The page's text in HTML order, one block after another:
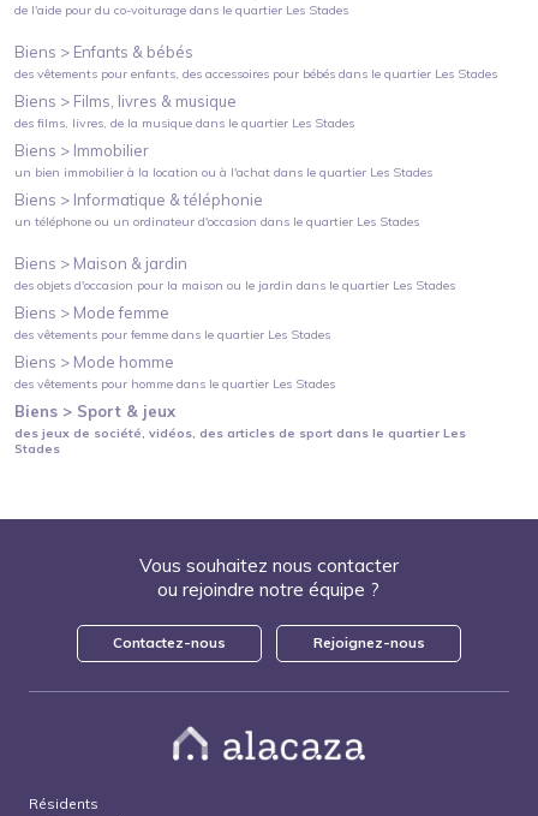
de l'aide pour du co-voiturage dans le quartier Les Stades
Biens > Enfants & bébés
des vêtements pour enfants, des accessoires pour bébés dans le quartier Les Stades
Biens > Films, livres & musique
des films, livres, de la musique dans le quartier Les Stades
Biens > Immobilier
un bien immobilier à la location ou à l'achat dans le quartier Les Stades
Biens > Informatique & téléphonie
un téléphone ou un ordinateur d'occasion dans le quartier Les Stades
Biens > Maison & jardin
des objets d'occasion pour la maison ou le jardin dans le quartier Les Stades
Biens > Mode femme
des vêtements pour femme dans le quartier Les Stades
Biens > Mode homme
des vêtements pour homme dans le quartier Les Stades
Biens > Sport & jeux
des jeux de société, vidéos, des articles de sport dans le quartierLes
Stades
Vous souhaitez nous contacter
ou rejoindre notre équipe ?
Contactez-nous Rejoignez-nous
Résidents